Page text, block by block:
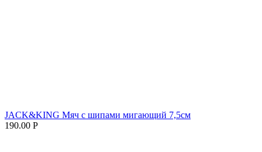
JACK&KING Мяч с шипами мигающий 7,5см
190.00 Р